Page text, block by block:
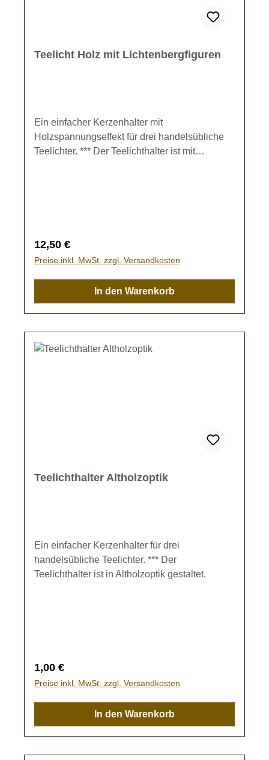
Teelicht Holz mit Lichtenbergfiguren
Ein einfacher Kerzenhalter mit
Holzspannungseffekt für drei handelsübliche
Teelichter. *** Der Teelichthalter ist mit
Regulärer Preis:
12,50 €
Preise inkl. MwSt. zzgl. Versandkosten
In den Warenkorb
Teelichthalter Altholzoptik
Ein einfacher Kerzenhalter für drei
handelsübliche Teelichter. *** Der
Teelichthalter ist in Altholzoptik gestaltet.
Regulärer Preis:
1,00 €
Preise inkl. MwSt. zzgl. Versandkosten
In den Warenkorb